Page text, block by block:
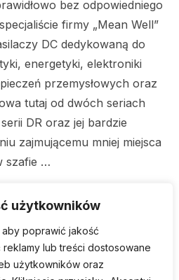
użytkowników
poprawić jakość
lub treści dostosowane
użytkowników oraz
bez odpowiedniego
firmy „Mean Well”
DC dedykowaną do
energetyki, elektroniki
przemysłowych oraz
tutaj od dwóch seriach
DR oraz jej bardzie
zajmującemu mniej miejsca
szafie …
MORE„ZASILACZE DC